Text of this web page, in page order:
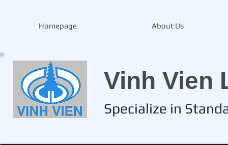
Homepage About Us
Vinh Vien
Specialize in